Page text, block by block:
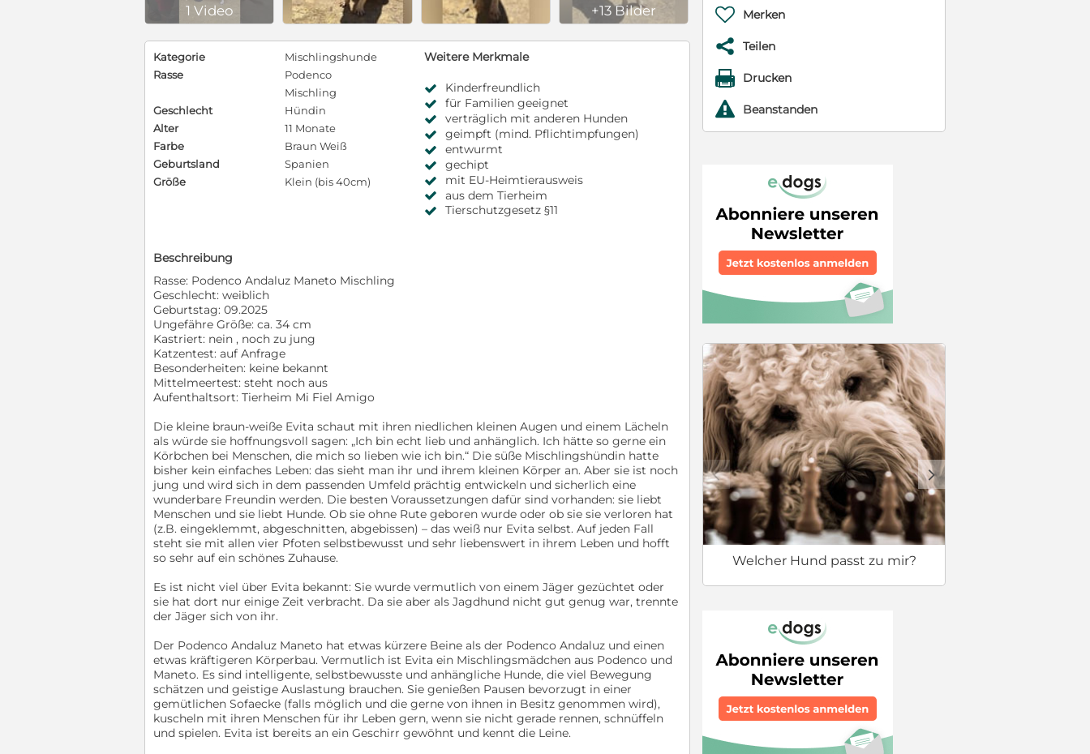
1 Video +13 Bilder  Merken
 Teilen
 Drucken
r Beanstanden
Welcher Hund passt zu mir?
c d
Kategorie
Mischlingshunde
Rasse
Podenco
Mischling
Geschlecht
Hündin
Alter
11 Monate
Farbe
Braun Weiß
Geburtsland
Spanien
Größe
Klein (bis 40cm)
Weitere Merkmale
Kinderfreundlich
für Familien geeignet
verträglich mit anderen Hunden
geimpft (mind. Pflichtimpfungen)
entwurmt
gechipt
mit EU-Heimtierausweis
aus dem Tierheim
Tierschutzgesetz §11
Beschreibung
Rasse: Podenco Andaluz Maneto Mischling
Geschlecht: weiblich
Geburtstag: 09.2025
Ungefähre Größe: ca. 34 cm
Kastriert: nein , noch zu jung
Katzentest: auf Anfrage
Besonderheiten: keine bekannt
Mittelmeertest: steht noch aus
Aufenthaltsort: Tierheim Mi Fiel Amigo
Die kleine braun-weiße Evita schaut mit ihren niedlichen kleinen Augen und einem Lächeln
als würde sie hoffnungsvoll sagen: „Ich bin echt lieb und anhänglich. Ich hätte so gerne ein
Körbchen bei Menschen, die mich so lieben wie ich bin.“ Die süße Mischlingshündin hatte
bisher kein einfaches Leben: das sieht man ihr und ihrem kleinen Körper an. Aber sie ist noch
jung und wird sich in dem passenden Umfeld prächtig entwickeln und sicherlich eine
wunderbare Freundin werden. Die besten Voraussetzungen dafür sind vorhanden: sie liebt
Menschen und sie liebt Hunde. Ob sie ohne Rute geboren wurde oder ob sie sie verloren hat
(z.B. eingeklemmt, abgeschnitten, abgebissen) – das weiß nur Evita selbst. Auf jeden Fall
steht sie mit allen vier Pfoten selbstbewusst und sehr liebenswert in ihrem Leben und hofft
so sehr auf ein schönes Zuhause.
Es ist nicht viel über Evita bekannt: Sie wurde vermutlich von einem Jäger gezüchtet oder
sie hat dort nur einige Zeit verbracht. Da sie aber als Jagdhund nicht gut genug war, trennte
der Jäger sich von ihr.
Der Podenco Andaluz Maneto hat etwas kürzere Beine als der Podenco Andaluz und einen
etwas kräftigeren Körperbau. Vermutlich ist Evita ein Mischlingsmädchen aus Podenco und
Maneto. Es sind intelligente, selbstbewusste und anhängliche Hunde, die viel Bewegung
schätzen und geistige Auslastung brauchen. Sie genießen Pausen bevorzugt in einer
gemütlichen Sofaecke (falls möglich und die gerne von ihnen in Besitz genommen wird),
kuscheln mit ihren Menschen für ihr Leben gern, wenn sie nicht gerade rennen, schnüffeln
und spielen. Evita ist bereits an ein Geschirr gewöhnt und kennt die Leine.